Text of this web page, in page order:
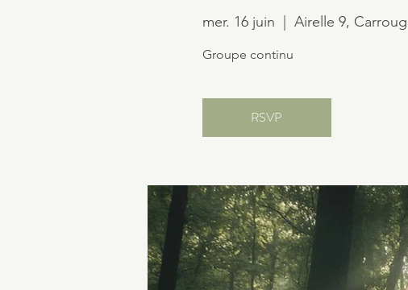
mer. 16 juin Airelle 9,
Groupe continu
RSVP